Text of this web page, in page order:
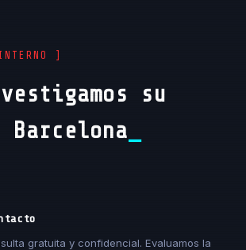
]
su
Barcelona
gratuita y confidencial. Evaluamos la